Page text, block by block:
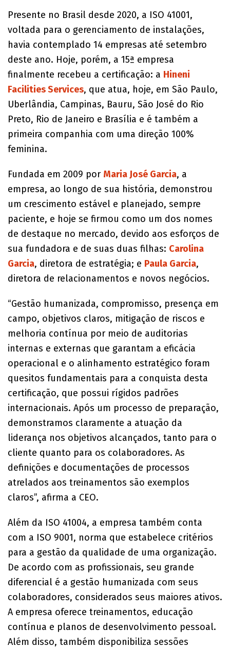
Presente no Brasil desde 2020, a ISO 41001,
voltada para o gerenciamento de instalações,
havia contemplado 14 empresas até setembro
deste ano. Hoje, porém, a 15ª empresa
finalmente recebeu a certificação: a Hineni
Facilities Services, que atua, hoje, em São Paulo,
Uberlândia, Campinas, Bauru, São José do Rio
Preto, Rio de Janeiro e Brasília e é também a
primeira companhia com uma direção 100%
feminina.
Fundada em 2009 por Maria José Garcia, a
empresa, ao longo de sua história, demonstrou
um crescimento estável e planejado, sempre
paciente, e hoje se firmou como um dos nomes
de destaque no mercado, devido aos esforços de
sua fundadora e de suas duas filhas: Carolina
Garcia, diretora de estratégia; e Paula Garcia,
diretora de relacionamentos e novos negócios.
“Gestão humanizada, compromisso, presença em
campo, objetivos claros, mitigação de riscos e
melhoria contínua por meio de auditorias
internas e externas que garantam a eficácia
operacional e o alinhamento estratégico foram
quesitos fundamentais para a conquista desta
certificação, que possui rígidos padrões
internacionais. Após um processo de preparação,
demonstramos claramente a atuação da
liderança nos objetivos alcançados, tanto para o
cliente quanto para os colaboradores. As
definições e documentações de processos
atrelados aos treinamentos são exemplos
claros”, afirma a CEO.
Além da ISO 41004, a empresa também conta
com a ISO 9001, norma que estabelece critérios
para a gestão da qualidade de uma organização.
De acordo com as profissionais, seu grande
diferencial é a gestão humanizada com seus
colaboradores, considerados seus maiores ativos.
A empresa oferece treinamentos, educação
contínua e planos de desenvolvimento pessoal.
Além disso, também disponibiliza sessões